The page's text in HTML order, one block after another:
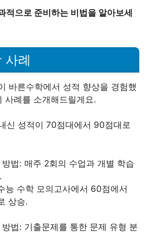
적으로 준비하는 비법을 알아보세
사례
바른수학에서 성적 향상을 경험했
사례를 소개해드릴게요.
신 성적이 70점대에서 90점대로
방법: 매주 2회의 수업과 개별 학습
능 수학 모의고사에서 60점에서
상승.
방법: 기출문제를 통한 문제 유형 분